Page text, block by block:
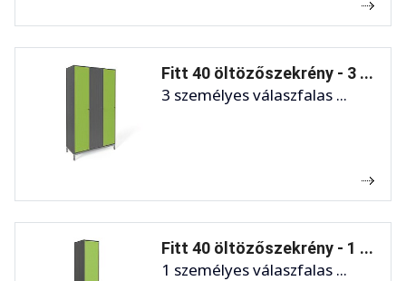
Fitt 40 öltözőszekrény - 3 ...
3 személyes válaszfalas ...
Fitt 40 öltözőszekrény - 1 ...
1 személyes válaszfalas ...